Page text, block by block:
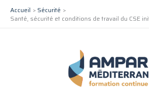
Accueil
Sécurité
Santé, sécurité et conditions de travail du CSE